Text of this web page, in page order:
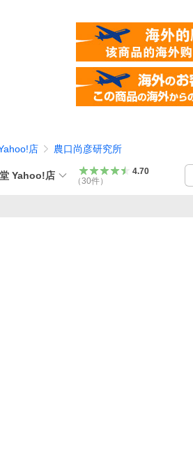
店 農口尚彦研究所
Yahoo!店
4.70
（30件）